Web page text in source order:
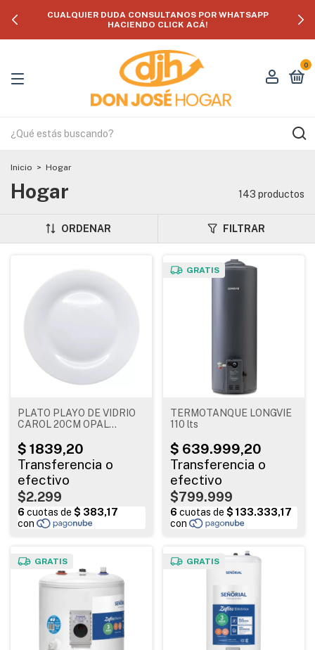
CUALQUIER DUDA CONSULTANOS POR WHATSAPP
HACIENDO CLICK ACÁ!
0
Inicio > Hogar
Hogar 143 productos
ORDENAR FILTRAR
PLATO PLAYO DE VIDRIO
CAROL 20CM OPAL
$2.299
GRATIS
TERMOTANQUE LONGVIE
110 lts
$799.999
GRATIS GRATIS